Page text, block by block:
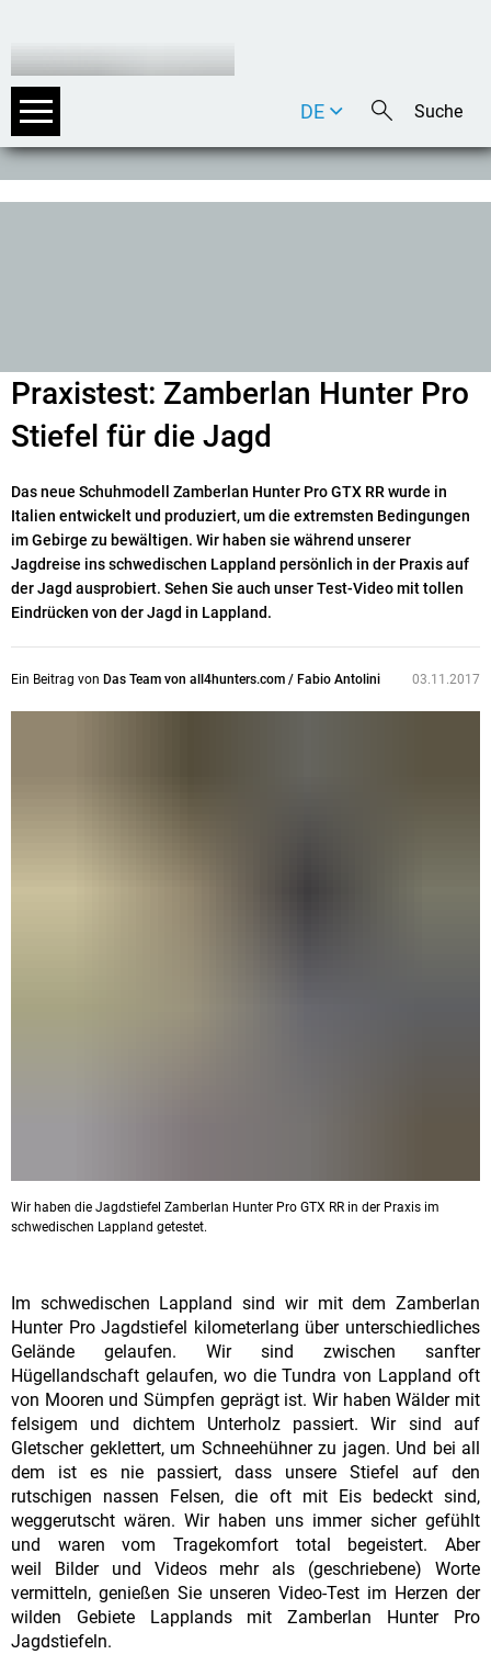
DE
EN
Praxistest: Zamberlan Hunter Pro
Stiefel für die Jagd
Das neue Schuhmodell Zamberlan Hunter Pro GTX RR wurde in
Italien entwickelt und produziert, um die extremsten Bedingungen
im Gebirge zu bewältigen. Wir haben sie während unserer
Jagdreise ins schwedischen Lappland persönlich in der Praxis auf
der Jagd ausprobiert. Sehen Sie auch unser Test-Video mit tollen
Eindrücken von der Jagd in Lappland.
Ein Beitrag von Das Team von all4hunters.com / Fabio Antolini 03.11.2017
Wir haben die Jagdstiefel Zamberlan Hunter Pro GTX RR in der Praxis im
schwedischen Lappland getestet.
Im schwedischen Lappland sind wir mit dem Zamberlan
Hunter Pro Jagdstiefel kilometerlang über unterschiedliches
Gelände gelaufen. Wir sind zwischen sanfter
Hügellandschaft gelaufen, wo die Tundra von Lappland oft
von Mooren und Sümpfen geprägt ist. Wir haben Wälder mit
felsigem und dichtem Unterholz passiert. Wir sind auf
Gletscher geklettert, um Schneehühner zu jagen. Und bei all
dem ist es nie passiert, dass unsere Stiefel auf den
rutschigen nassen Felsen, die oft mit Eis bedeckt sind,
weggerutscht wären. Wir haben uns immer sicher gefühlt
und waren vom Tragekomfort total begeistert. Aber
weil Bilder und Videos mehr als (geschriebene) Worte
vermitteln, genießen Sie unseren Video-Test im Herzen der
wilden Gebiete Lapplands mit Zamberlan Hunter Pro
Jagdstiefeln.